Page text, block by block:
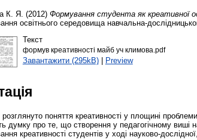
К. Я. (2012) Формування студента як креативної
освітнього середовища навчальна-
Текст
формув креативності майб уч климова.pdf
Завантажити (295kB)| Preview
розглянуто поняття креативності у площині
думку про те, що створення у педагогічному виші
креативності студентів у ході науково-